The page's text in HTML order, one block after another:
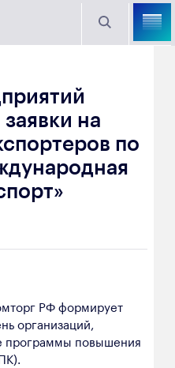
материалов
на
по
РФ формирует
организаций,
программы повышения